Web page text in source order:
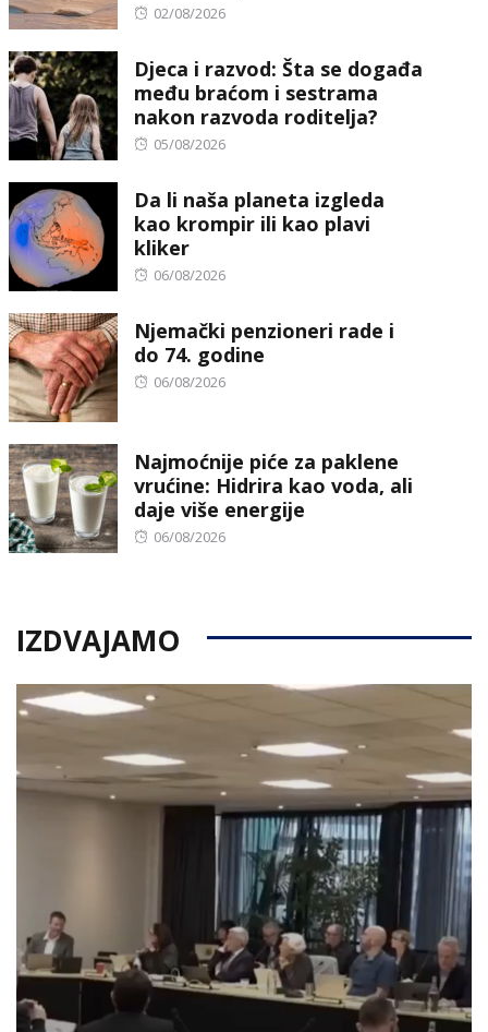
Posted
02/08/2026
Djeca i razvod: Šta se događa
među braćom i sestrama
nakon razvoda roditelja?
Posted
05/08/2026
Da li naša planeta izgleda
kao krompir ili kao plavi
kliker
Posted
06/08/2026
Njemački penzioneri rade i
do 74. godine
Posted
06/08/2026
Najmoćnije piće za paklene
vrućine: Hidrira kao voda, ali
daje više energije
Posted
06/08/2026
IZDVAJAMO